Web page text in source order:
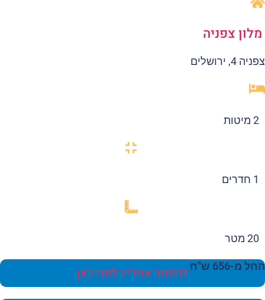
צפניה
4, ירושלים
20 מטר
מ-656 ש"ח להזמנה אונליין לחצו כאן